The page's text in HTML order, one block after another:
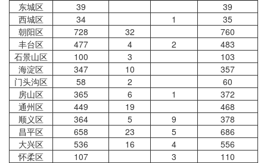
东城区
39
39
西城区
34 1
35
朝阳区
728 32
760
丰台区
477 4 2
483
石景山区
100 3
103
海淀区
347 10
357
门头沟区
58 2
60
房山区
365 6 1
372
通州区
449 19
468
顺义区
364 5 9
378
昌平区
658 23 5
686
大兴区
536 16 4
556
怀柔区
107 3
110